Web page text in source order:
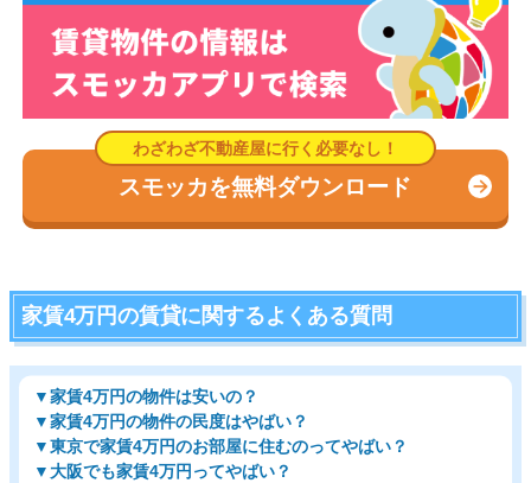
スモッカを無料ダウンロード
家賃4万円の賃貸に関するよくある質問
▼家賃4万円の物件は安いの？
▼家賃4万円の物件の民度はやばい？
▼東京で家賃4万円のお部屋に住むのってやばい？
▼大阪でも家賃4万円ってやばい？